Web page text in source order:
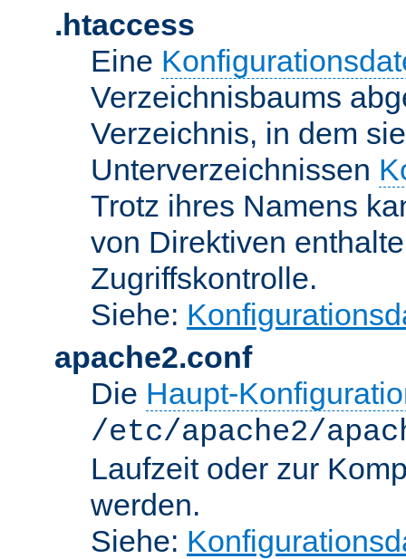
.htaccess
Eine
Verzeichnisbaums
Verzeichnis, in dem
Unterverzeichnissen
Trotz ihres Namens
von Direktiven
Zugriffskontrolle.
Siehe:
apache2.conf
Die Haupt-
/etc/apache2/
Laufzeit oder zur
werden.
Siehe: